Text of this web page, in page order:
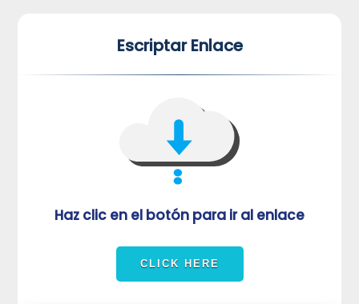
Escriptar Enlace
Haz clic en el botón para ir al enlace
VUVORmRFeFRNVlJrUjBZd1kza3dkRkJuUFQwPQ==